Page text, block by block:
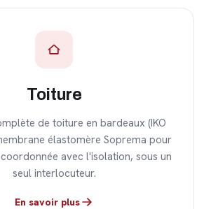
Toiture
de toiture en bardeaux (IKO
élastomère Soprema pour
avec l'isolation, sous un
seul interlocuteur.
En savoir plus